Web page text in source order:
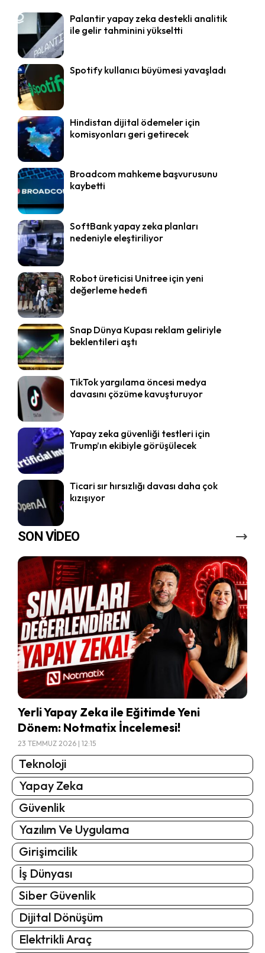
Palantir yapay zeka destekli analitik
ile gelir tahminini yükseltti
Spotify kullanıcı büyümesi yavaşladı
Hindistan dijital ödemeler için
komisyonları geri getirecek
Broadcom mahkeme başvurusunu
kaybetti
SoftBank yapay zeka planları
nedeniyle eleştiriliyor
Robot üreticisi Unitree için yeni
değerleme hedefi
Snap Dünya Kupası reklam geliriyle
beklentileri aştı
TikTok yargılama öncesi medya
davasını çözüme kavuşturuyor
Yapay zeka güvenliği testleri için
Trump’ın ekibiyle görüşülecek
Ticari sır hırsızlığı davası daha çok
kızışıyor
SON VİDEO
Yerli Yapay Zeka ile Eğitimde Yeni
Dönem: Notmatix İncelemesi!
23 TEMMUZ 2026 | 12:15
Teknoloji
Yapay Zeka
Güvenlik
Yazılım Ve Uygulama
Girişimcilik
İş Dünyası
Siber Güvenlik
Dijital Dönüşüm
Elektrikli Araç